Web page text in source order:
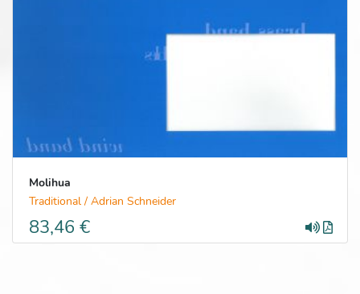
Molihua
Traditional / Adrian Schneider
83,46 €